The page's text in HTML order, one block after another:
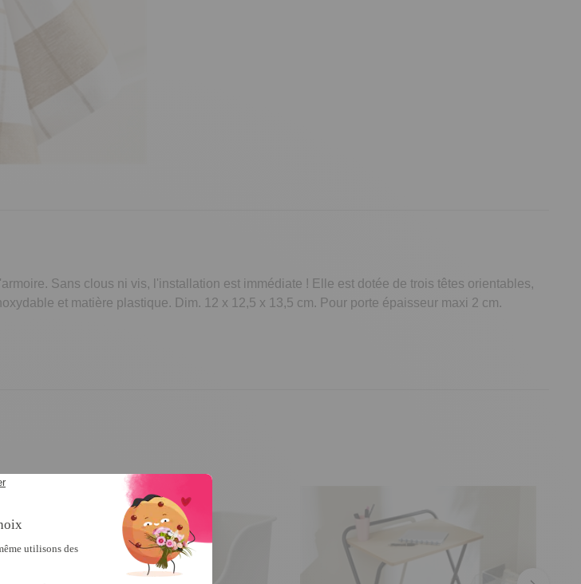
Sans clous ni vis, l'installation est immédiate ! Elle est dotée de trois têtes orientables,
et matière plastique. Dim. 12 x 12,5 x 13,5 cm. Pour porte épaisseur maxi 2 cm.